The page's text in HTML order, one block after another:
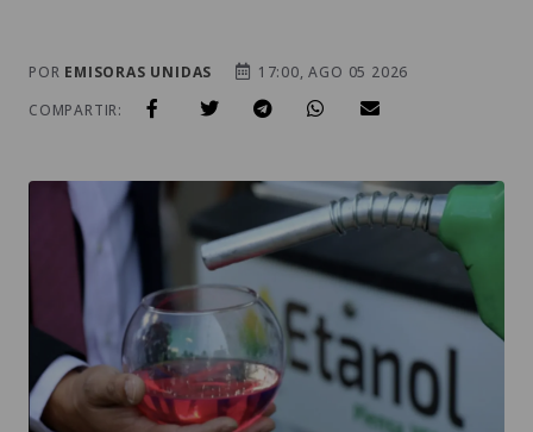
POR EMISORAS UNIDAS
17:00, AGO 05 2026
COMPARTIR: